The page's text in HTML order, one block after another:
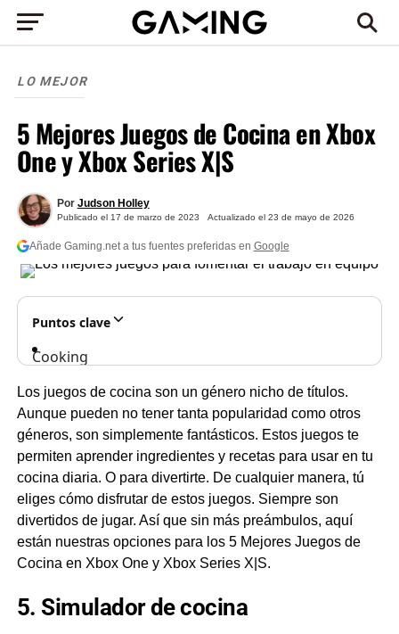
LO MEJOR
5 Mejores Juegos de Cocina en Xbox
One y Xbox Series X|S
Publicado el 17 de marzo de 2023 Actualizado el 23 de mayo de 2026
Por Judson Holley
Añade Gaming.net a tus fuentes preferidas en Google
Puntos clave
Cooking
enseña
técnicas
reales
a
través
de
sesenta
recetas
y
modo
Los juegos de cocina son un género nicho de títulos.
Aunque pueden no tener tanta popularidad como otros
géneros, son simplemente fantásticos. Estos juegos te
permiten aprender ingredientes y recetas para usar en tu
cocina diaria. O para divertirte. De cualquier manera, tú
eliges cómo disfrutar de estos juegos. Siempre son
divertidos de jugar. Así que sin más preámbulos, aquí
están nuestras opciones para los 5 Mejores Juegos de
Cocina en Xbox One y Xbox Series X|S.
5. Simulador de cocina